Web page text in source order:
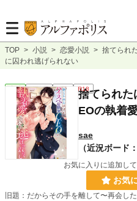
TOP > 小説 > 恋愛小説 > 捨てられ
に囚われ逃げられない
恋愛 連載中 長編 R18
捨てられた
EOの執着
sae
（近況ボード：
お気に入りに追加し
お気
旧題：だからその手を離して〜再会し